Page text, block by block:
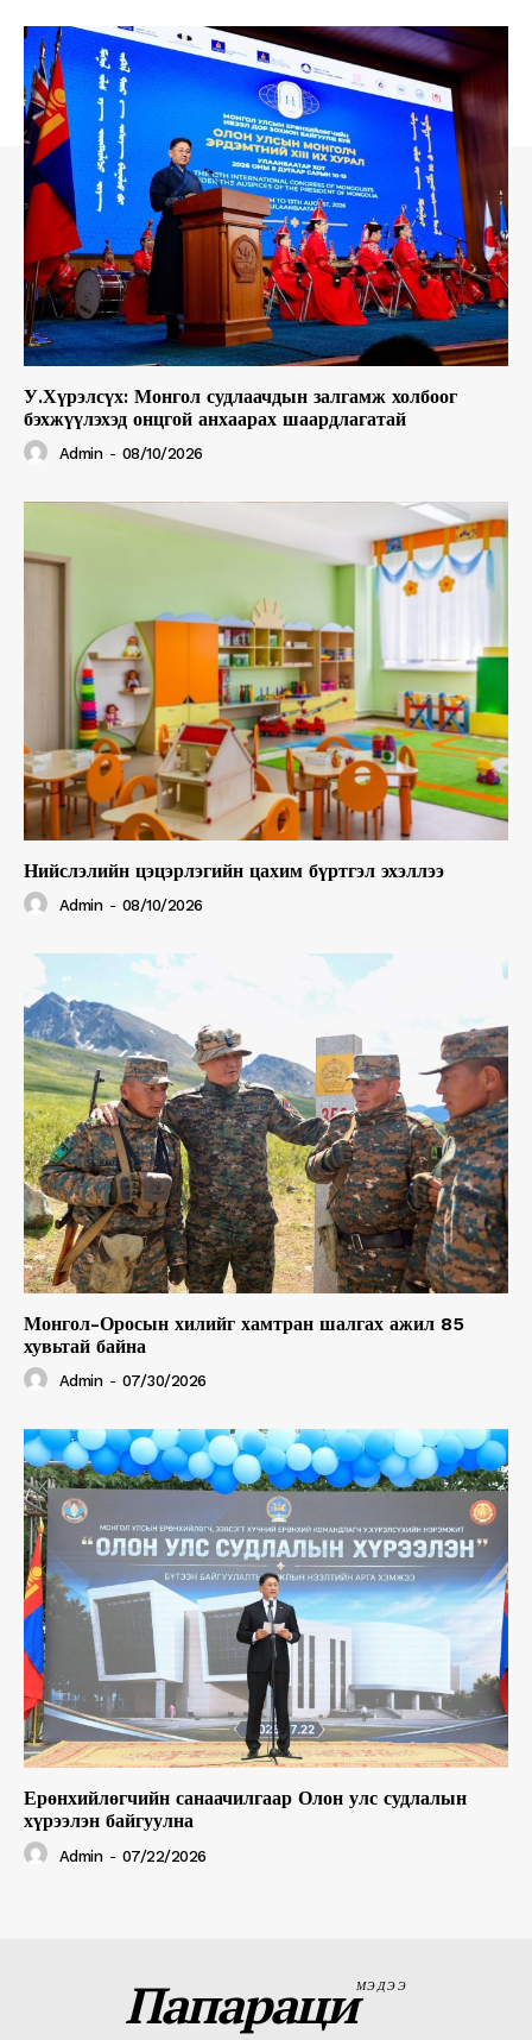
У.Хүрэлсүх: Монгол судлаачдын залгамж холбоог
бэхжүүлэхэд онцгой анхаарах шаардлагатай
Admin - 08/10/2026
Нийслэлийн цэцэрлэгийн цахим бүртгэл эхэллээ
Admin - 08/10/2026
Монгол-Оросын хилийг хамтран шалгах ажил 85
хувьтай байна
Admin - 07/30/2026
Ерөнхийлөгчийн санаачилгаар Олон улс судлалын
хүрээлэн байгуулна
Admin - 07/22/2026
ПапарациМЭДЭЭ